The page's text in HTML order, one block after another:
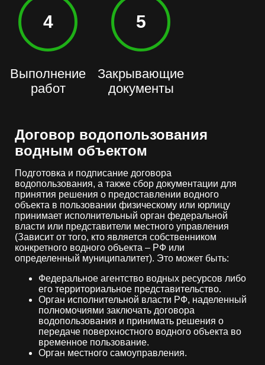
4
Выполнение
работ
5
Закрывающие
документы
Договор водопользования
водным объектом
Подготовка и подписание договора
водопользования, а также сбор документации для
принятия решения о предоставлении водного
объекта в пользовании физическому или юрлицу
принимает исполнительный орган федеральной
власти или представители местного управления
(Зависит от того, кто является собственником
конкретного водного объекта – РФ или
определенный муниципалитет). Это может быть:
Федеральное агентство водных ресурсов либо
его территориальное представительство.
Орган исполнительной власти РФ, наделенный
полномочиями заключать договора
водопользования и принимать решения о
передаче поверхностного водного объекта во
временное пользование.
Орган местного самоуправления.